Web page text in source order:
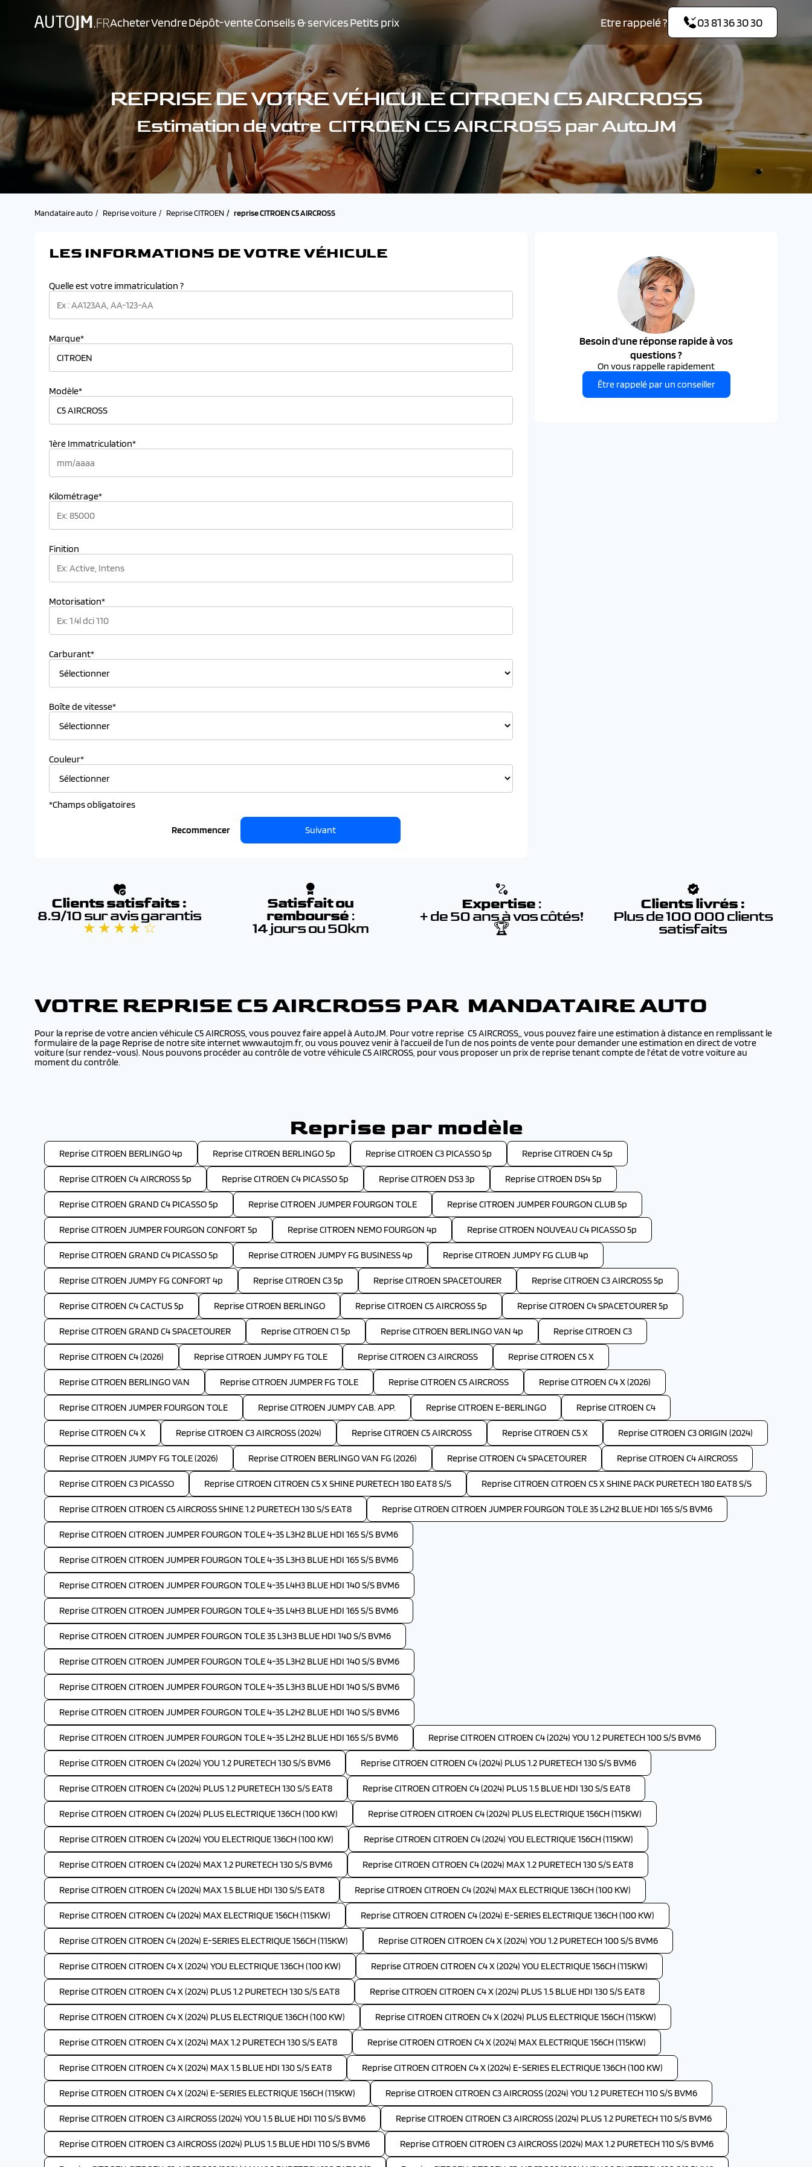
AcheterVendreDépôt-venteConseils & servicesPetits prix Etre rappelé ? 03 81 36 30 30
REPRISE DE VOTRE VÉHICULE CITROEN C5 AIRCROSS
Estimation de votre CITROEN C5 AIRCROSS par AutoJM
Mandataire auto Reprise voiture Reprise CITROEN reprise CITROEN C5 AIRCROSS
LES INFORMATIONS DE VOTRE VÉHICULE
Quelle est votre immatriculation ?
Marque*
Modèle*
1ère Immatriculation*
Kilométrage*
Finition
Motorisation*
Carburant*
Boîte de vitesse*
Couleur*
*Champs obligatoires
Recommencer Suivant
Besoin d'une réponse rapide à vos
questions ?
On vous rappelle rapidement
Être rappelé par un conseiller
Clients satisfaits :
8.9/10 sur avis garantis
★ ★ ★ ★ ☆
Satisfait ou
remboursé :
14 jours ou 50km
Expertise :
+ de 50 ans à vos côtés!
🏆
Clients livrés :
Plus de 100 000 clients
satisfaits
VOTRE REPRISE C5 AIRCROSS PAR MANDATAIRE AUTO
Pour la reprise de votre ancien véhicule C5 AIRCROSS, vous pouvez faire appel à AutoJM. Pour votre reprise C5 AIRCROSS,, vous pouvez faire une estimation à distance en remplissant le
formulaire de la page Reprise de notre site internet www.autojm.fr, ou vous pouvez venir à l’accueil de l’un de nos points de vente pour demander une estimation en direct de votre
voiture (sur rendez-vous). Nous pouvons procéder au contrôle de votre véhicule C5 AIRCROSS, pour vous proposer un prix de reprise tenant compte de l’état de votre voiture au
moment du contrôle.
Reprise par modèle
Reprise CITROEN BERLINGO 4p Reprise CITROEN BERLINGO 5p Reprise CITROEN C3 PICASSO 5p Reprise CITROEN C4 5p
Reprise CITROEN C4 AIRCROSS 5p Reprise CITROEN C4 PICASSO 5p Reprise CITROEN DS3 3p Reprise CITROEN DS4 5p
Reprise CITROEN GRAND C4 PICASSO 5p Reprise CITROEN JUMPER FOURGON TOLE Reprise CITROEN JUMPER FOURGON CLUB 5p
Reprise CITROEN JUMPER FOURGON CONFORT 5p Reprise CITROEN NEMO FOURGON 4p Reprise CITROEN NOUVEAU C4 PICASSO 5p
Reprise CITROEN GRAND C4 PICASSO 5p Reprise CITROEN JUMPY FG BUSINESS 4p Reprise CITROEN JUMPY FG CLUB 4p
Reprise CITROEN JUMPY FG CONFORT 4p Reprise CITROEN C3 5p Reprise CITROEN SPACETOURER Reprise CITROEN C3 AIRCROSS 5p
Reprise CITROEN C4 CACTUS 5p Reprise CITROEN BERLINGO Reprise CITROEN C5 AIRCROSS 5p Reprise CITROEN C4 SPACETOURER 5p
Reprise CITROEN GRAND C4 SPACETOURER Reprise CITROEN C1 5p Reprise CITROEN BERLINGO VAN 4p Reprise CITROEN C3
Reprise CITROEN C4 (2026) Reprise CITROEN JUMPY FG TOLE Reprise CITROEN C3 AIRCROSS Reprise CITROEN C5 X
Reprise CITROEN BERLINGO VAN Reprise CITROEN JUMPER FG TOLE Reprise CITROEN C5 AIRCROSS Reprise CITROEN C4 X (2026)
Reprise CITROEN JUMPER FOURGON TOLE Reprise CITROEN JUMPY CAB. APP. Reprise CITROEN E-BERLINGO Reprise CITROEN C4
Reprise CITROEN C4 X Reprise CITROEN C3 AIRCROSS (2024) Reprise CITROEN C5 AIRCROSS Reprise CITROEN C5 X Reprise CITROEN C3 ORIGIN (2024)
Reprise CITROEN JUMPY FG TOLE (2026) Reprise CITROEN BERLINGO VAN FG (2026) Reprise CITROEN C4 SPACETOURER Reprise CITROEN C4 AIRCROSS
Reprise CITROEN C3 PICASSO Reprise CITROEN CITROEN C5 X SHINE PURETECH 180 EAT8 S/S Reprise CITROEN CITROEN C5 X SHINE PACK PURETECH 180 EAT8 S/S
Reprise CITROEN CITROEN C5 AIRCROSS SHINE 1.2 PURETECH 130 S/S EAT8 Reprise CITROEN CITROEN JUMPER FOURGON TOLE 35 L2H2 BLUE HDI 165 S/S BVM6
Reprise CITROEN CITROEN JUMPER FOURGON TOLE 4-35 L3H2 BLUE HDI 165 S/S BVM6
Reprise CITROEN CITROEN JUMPER FOURGON TOLE 4-35 L3H3 BLUE HDI 165 S/S BVM6
Reprise CITROEN CITROEN JUMPER FOURGON TOLE 4-35 L4H3 BLUE HDI 140 S/S BVM6
Reprise CITROEN CITROEN JUMPER FOURGON TOLE 4-35 L4H3 BLUE HDI 165 S/S BVM6
Reprise CITROEN CITROEN JUMPER FOURGON TOLE 35 L3H3 BLUE HDI 140 S/S BVM6
Reprise CITROEN CITROEN JUMPER FOURGON TOLE 4-35 L3H2 BLUE HDI 140 S/S BVM6
Reprise CITROEN CITROEN JUMPER FOURGON TOLE 4-35 L3H3 BLUE HDI 140 S/S BVM6
Reprise CITROEN CITROEN JUMPER FOURGON TOLE 4-35 L2H2 BLUE HDI 140 S/S BVM6
Reprise CITROEN CITROEN JUMPER FOURGON TOLE 4-35 L2H2 BLUE HDI 165 S/S BVM6 Reprise CITROEN CITROEN C4 (2024) YOU 1.2 PURETECH 100 S/S BVM6
Reprise CITROEN CITROEN C4 (2024) YOU 1.2 PURETECH 130 S/S BVM6 Reprise CITROEN CITROEN C4 (2024) PLUS 1.2 PURETECH 130 S/S BVM6
Reprise CITROEN CITROEN C4 (2024) PLUS 1.2 PURETECH 130 S/S EAT8 Reprise CITROEN CITROEN C4 (2024) PLUS 1.5 BLUE HDI 130 S/S EAT8
Reprise CITROEN CITROEN C4 (2024) PLUS ELECTRIQUE 136CH (100 KW) Reprise CITROEN CITROEN C4 (2024) PLUS ELECTRIQUE 156CH (115KW)
Reprise CITROEN CITROEN C4 (2024) YOU ELECTRIQUE 136CH (100 KW) Reprise CITROEN CITROEN C4 (2024) YOU ELECTRIQUE 156CH (115KW)
Reprise CITROEN CITROEN C4 (2024) MAX 1.2 PURETECH 130 S/S BVM6 Reprise CITROEN CITROEN C4 (2024) MAX 1.2 PURETECH 130 S/S EAT8
Reprise CITROEN CITROEN C4 (2024) MAX 1.5 BLUE HDI 130 S/S EAT8 Reprise CITROEN CITROEN C4 (2024) MAX ELECTRIQUE 136CH (100 KW)
Reprise CITROEN CITROEN C4 (2024) MAX ELECTRIQUE 156CH (115KW) Reprise CITROEN CITROEN C4 (2024) E-SERIES ELECTRIQUE 136CH (100 KW)
Reprise CITROEN CITROEN C4 (2024) E-SERIES ELECTRIQUE 156CH (115KW) Reprise CITROEN CITROEN C4 X (2024) YOU 1.2 PURETECH 100 S/S BVM6
Reprise CITROEN CITROEN C4 X (2024) YOU ELECTRIQUE 136CH (100 KW) Reprise CITROEN CITROEN C4 X (2024) YOU ELECTRIQUE 156CH (115KW)
Reprise CITROEN CITROEN C4 X (2024) PLUS 1.2 PURETECH 130 S/S EAT8 Reprise CITROEN CITROEN C4 X (2024) PLUS 1.5 BLUE HDI 130 S/S EAT8
Reprise CITROEN CITROEN C4 X (2024) PLUS ELECTRIQUE 136CH (100 KW) Reprise CITROEN CITROEN C4 X (2024) PLUS ELECTRIQUE 156CH (115KW)
Reprise CITROEN CITROEN C4 X (2024) MAX 1.2 PURETECH 130 S/S EAT8 Reprise CITROEN CITROEN C4 X (2024) MAX ELECTRIQUE 156CH (115KW)
Reprise CITROEN CITROEN C4 X (2024) MAX 1.5 BLUE HDI 130 S/S EAT8 Reprise CITROEN CITROEN C4 X (2024) E-SERIES ELECTRIQUE 136CH (100 KW)
Reprise CITROEN CITROEN C4 X (2024) E-SERIES ELECTRIQUE 156CH (115KW) Reprise CITROEN CITROEN C3 AIRCROSS (2024) YOU 1.2 PURETECH 110 S/S BVM6
Reprise CITROEN CITROEN C3 AIRCROSS (2024) YOU 1.5 BLUE HDI 110 S/S BVM6 Reprise CITROEN CITROEN C3 AIRCROSS (2024) PLUS 1.2 PURETECH 110 S/S BVM6
Reprise CITROEN CITROEN C3 AIRCROSS (2024) PLUS 1.5 BLUE HDI 110 S/S BVM6 Reprise CITROEN CITROEN C3 AIRCROSS (2024) MAX 1.2 PURETECH 110 S/S BVM6